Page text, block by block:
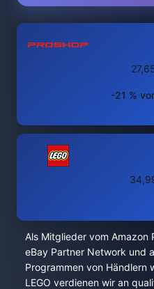
-21 %
Als Mitglieder vom Amazon
eBay Partner Network und
Programmen von Händlern
LEGO verdienen wir an